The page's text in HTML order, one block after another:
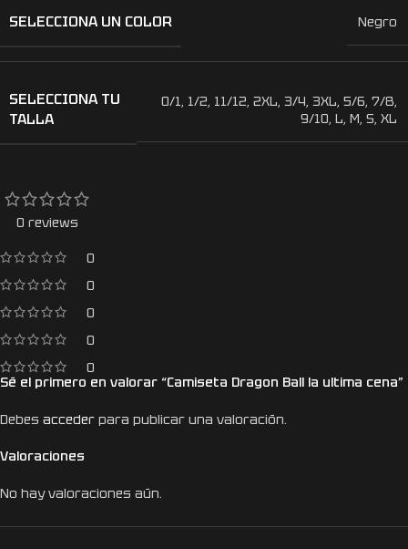
SELECCIONA UN COLOR Negro
SELECCIONA TU
TALLA
0/1, 1/2, 11/12, 2XL, 3/4, 3XL, 5/6, 7/8,
9/10, L, M, S, XL
0 reviews
0
0
0
0
0
Valoraciones
No hay valoraciones aún.
Sé el primero en valorar “Camiseta Dragon Ball la ultima cena”
Debes acceder para publicar una valoración.